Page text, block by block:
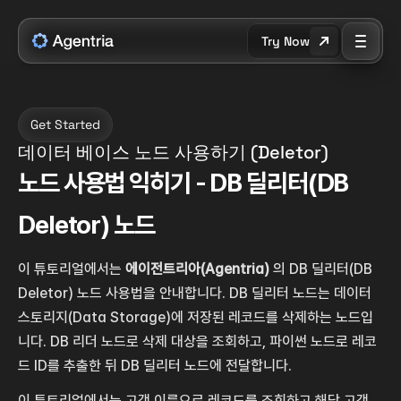
Get Started
데이터 베이스 노드 사용하기 (Deletor)
노드 사용법 익히기 - DB 딜리터(DB
Deletor) 노드
이 튜토리얼에서는 에이전트리아(Agentria) 의 DB 딜리터(DB
Deletor) 노드 사용법을 안내합니다. DB 딜리터 노드는 데이터
스토리지(Data Storage)에 저장된 레코드를 삭제하는 노드입
니다. DB 리더 노드로 삭제 대상을 조회하고, 파이썬 노드로 레코
드 ID를 추출한 뒤 DB 딜리터 노드에 전달합니다.
Try Now